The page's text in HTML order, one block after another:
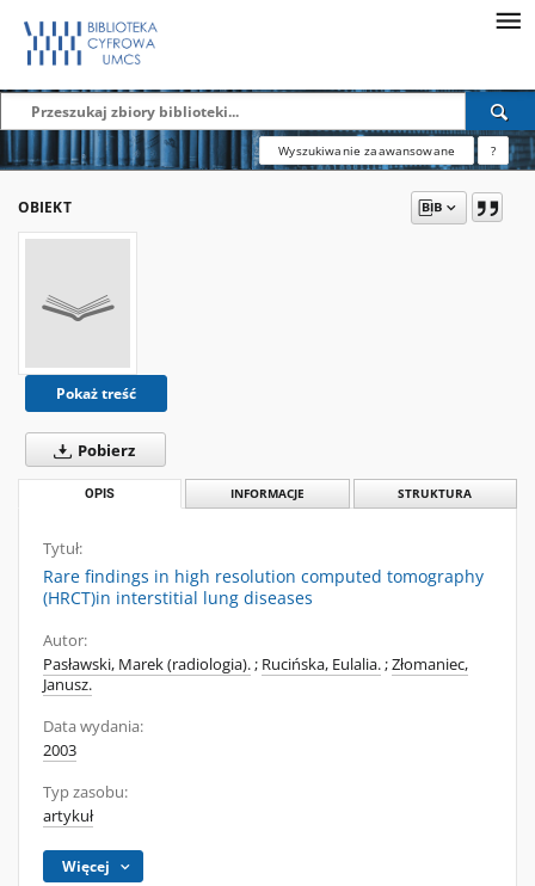
Wyszukiwanie zaawansowane ?
OBIEKT
Pokaż treść
Pobierz
OPIS INFORMACJE STRUKTURA
Tytuł:
Rare findings in high resolution computed tomography
(HRCT)in interstitial lung diseases
Autor:
Pasławski, Marek (radiologia).; Rucińska, Eulalia.;Złomaniec,
Janusz.
Data wydania:
2003
Typ zasobu:
artykuł
Więcej